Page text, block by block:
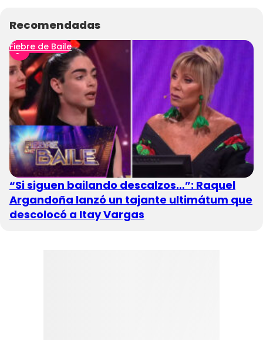
Recomendadas
Fiebre de Baile
“Si siguen bailando descalzos…”: Raquel
Argandoña lanzó un tajante ultimátum que
descolocó a Itay Vargas